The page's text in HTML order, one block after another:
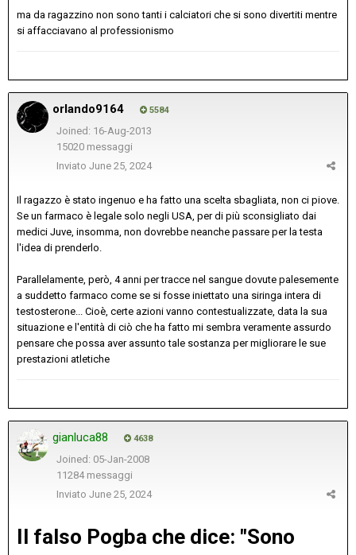
ma da ragazzino non sono tanti i calciatori che si sono divertiti mentre
si affacciavano al professionismo
orlando9164 5584
Joined: 16-Aug-2013
15020 messaggi
Inviato June 25, 2024
Il ragazzo è stato ingenuo e ha fatto una scelta sbagliata, non ci piove.
Se un farmaco è legale solo negli USA, per di più sconsigliato dai
medici Juve, insomma, non dovrebbe neanche passare per la testa
l'idea di prenderlo.
Parallelamente, però, 4 anni per tracce nel sangue dovute palesemente
a suddetto farmaco come se si fosse iniettato una siringa intera di
testosterone... Cioè, certe azioni vanno contestualizzate, data la sua
situazione e l'entità di ciò che ha fatto mi sembra veramente assurdo
pensare che possa aver assunto tale sostanza per migliorare le sue
prestazioni atletiche
gianluca88 4638
Joined: 05-Jan-2008
11284 messaggi
Inviato June 25, 2024
Il falso Pogba che dice: "Sono